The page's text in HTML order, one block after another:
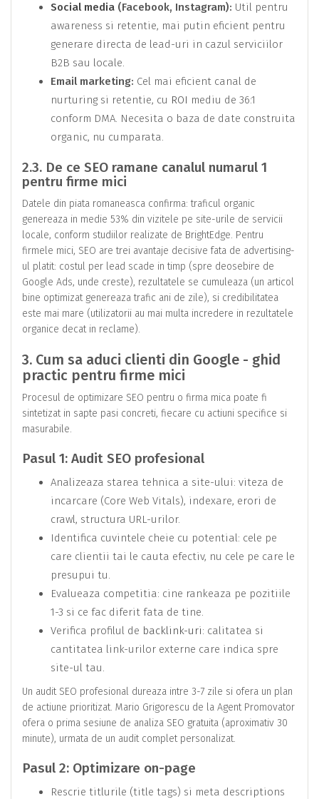
Social media (Facebook, Instagram): Util pentru
awareness si retentie, mai putin eficient pentru
generare directa de lead-uri in cazul serviciilor
B2B sau locale.
Email marketing: Cel mai eficient canal de
nurturing si retentie, cu ROI mediu de 36:1
conform DMA. Necesita o baza de date construita
organic, nu cumparata.
2.3. De ce SEO ramane canalul numarul 1
pentru firme mici
Datele din piata romaneasca confirma: traficul organic
genereaza in medie 53% din vizitele pe site-urile de servicii
locale, conform studiilor realizate de BrightEdge. Pentru
firmele mici, SEO are trei avantaje decisive fata de advertising-
ul platit: costul per lead scade in timp (spre deosebire de
Google Ads, unde creste), rezultatele se cumuleaza (un articol
bine optimizat genereaza trafic ani de zile), si credibilitatea
este mai mare (utilizatorii au mai multa incredere in rezultatele
organice decat in reclame).
3. Cum sa aduci clienti din Google - ghid
practic pentru firme mici
Procesul de optimizare SEO pentru o firma mica poate fi
sintetizat in sapte pasi concreti, fiecare cu actiuni specifice si
masurabile.
Pasul 1: Audit SEO profesional
Analizeaza starea tehnica a site-ului: viteza de
incarcare (Core Web Vitals), indexare, erori de
crawl, structura URL-urilor.
Identifica cuvintele cheie cu potential: cele pe
care clientii tai le cauta efectiv, nu cele pe care le
presupui tu.
Evalueaza competitia: cine rankeaza pe pozitiile
1-3 si ce fac diferit fata de tine.
Verifica profilul de backlink-uri: calitatea si
cantitatea link-urilor externe care indica spre
site-ul tau.
Un audit SEO profesional dureaza intre 3-7 zile si ofera un plan
de actiune prioritizat. Mario Grigorescu de la Agent Promovator
ofera o prima sesiune de analiza SEO gratuita (aproximativ 30
minute), urmata de un audit complet personalizat.
Pasul 2: Optimizare on-page
Rescrie titlurile (title tags) si meta descriptions